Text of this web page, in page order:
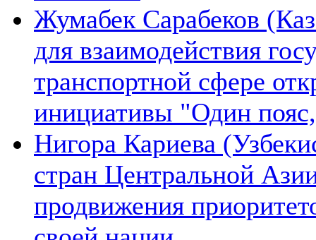
Жумабек Сарабеков
для взаимодействия
транспортной сфере
инициативы "Один
Нигора Кариева
стран Центральной
продвижения